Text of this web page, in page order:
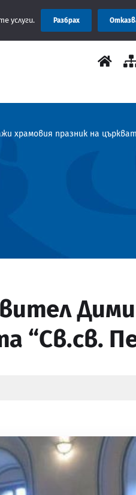
храмовия празник на
“Св.св.
услуги. Разбрах